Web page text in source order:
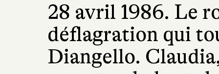
28 avril 1986. Le
déflagration qui
Diangello.